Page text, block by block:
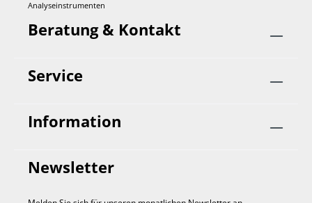
Analyseinstrumenten
Beratung & Kontakt
Service
Information
Newsletter